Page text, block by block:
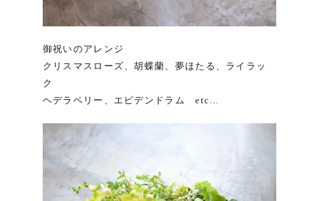
御祝いのアレンジ
クリスマスローズ、胡蝶蘭、夢ほたる、ライラッ
ク
ヘデラベリー、エピデンドラム etc…